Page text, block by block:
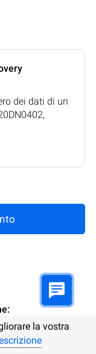
dei dati di un
:
la vostra